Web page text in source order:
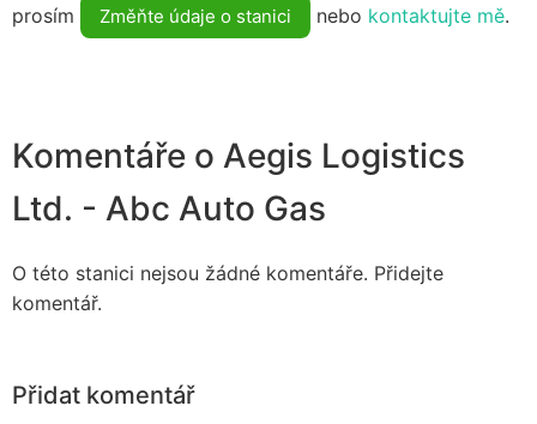
prosím Změňte údaje o stanici nebo kontaktujte mě.
Komentáře o Aegis Logistics
Ltd. - Abc Auto Gas
O této stanici nejsou žádné komentáře. Přidejte
komentář.
Přidat komentář